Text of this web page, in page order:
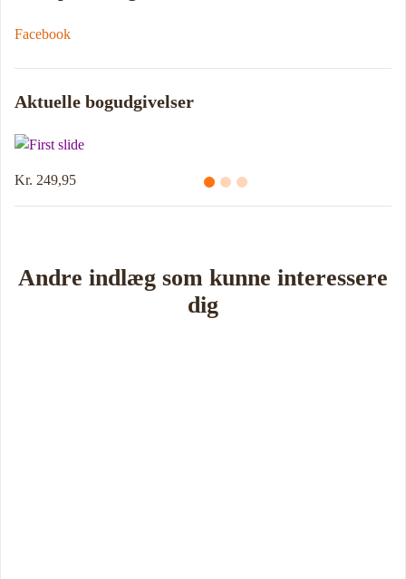
Facebook
Aktuelle bogudgivelser
Kr. 214,95
Andre indlæg som kunne interessere
dig